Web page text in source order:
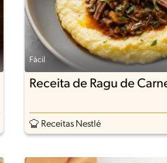
Fácil
Receita de Ragu de
Receitas Nestlé